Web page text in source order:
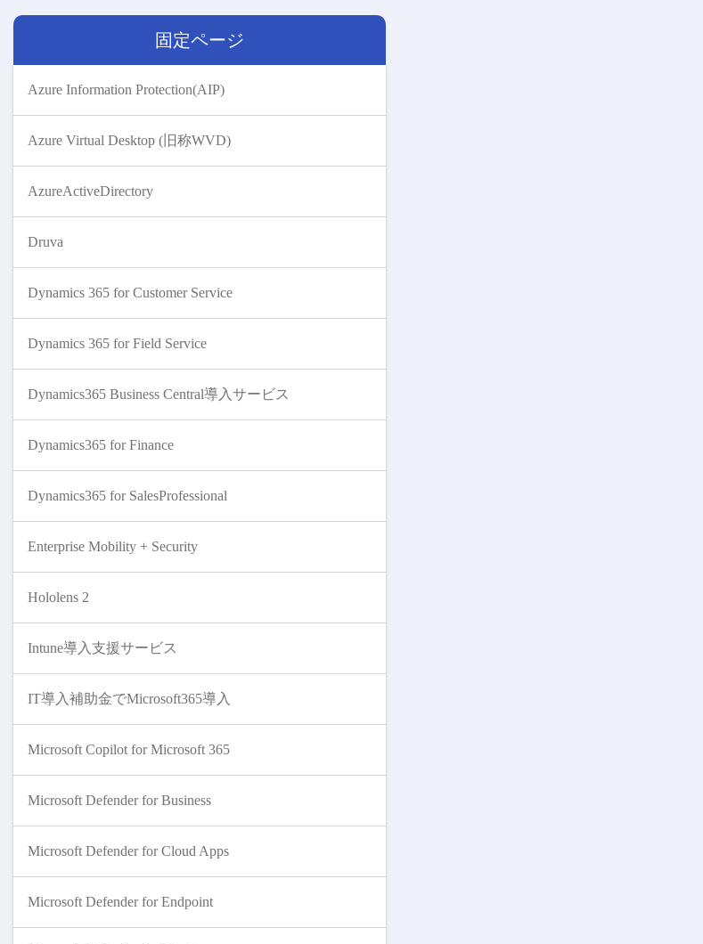
固定ページ
Azure Information Protection(AIP)
Azure Virtual Desktop (旧称WVD)
AzureActiveDirectory
Druva
Dynamics 365 for Customer Service
Dynamics 365 for Field Service
Dynamics365 Business Central導入サービス
Dynamics365 for Finance
Dynamics365 for SalesProfessional
Enterprise Mobility + Security
Hololens 2
Intune導入支援サービス
IT導入補助金でMicrosoft365導入
Microsoft Copilot for Microsoft 365
Microsoft Defender for Business
Microsoft Defender for Cloud Apps
Microsoft Defender for Endpoint